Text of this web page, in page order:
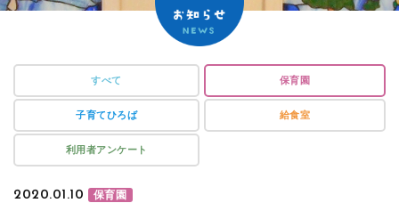
すべて 保育園
子育てひろば 給食室
利用者アンケート
2020.01.10 保育園